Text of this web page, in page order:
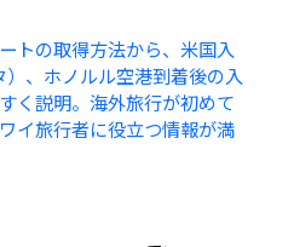
トの取得方法から、米国入
、ホノルル空港到着後の入
く説明。海外旅行が初めて
イ旅行者に役立つ情報が満